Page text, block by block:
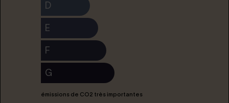
D
E
F
G
émissions de CO2 très importantes